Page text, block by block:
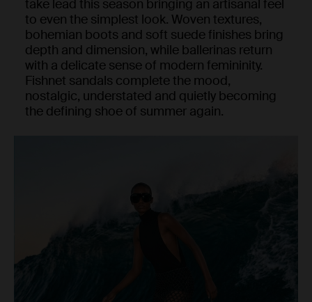
take lead this season bringing an artisanal feel
to even the simplest look. Woven textures,
bohemian boots and soft suede finishes bring
depth and dimension, while ballerinas return
with a delicate sense of modern femininity.
Fishnet sandals complete the mood,
nostalgic, understated and quietly becoming
the defining shoe of summer again.